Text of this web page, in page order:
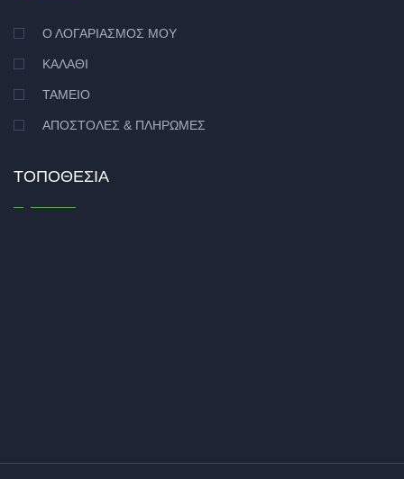
Ο ΛΟΓΑΡΙΑΣΜΌΣ ΜΟΥ
ΚΑΛΆΘΙ
ΤΑΜΕΊΟ
ΑΠΟΣΤΟΛΈΣ & ΠΛΗΡΩΜΈΣ
ΤΟΠΟΘΕΣΊΑ